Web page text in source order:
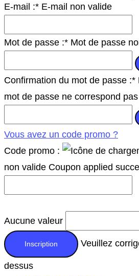
E-mail :* E-mail non valide
Mot de passe :* Mot de passe
Confirmation du mot de passe :*
mot de passe ne correspond pas
Vous avez un code promo ?
Code promo :
non valide Coupon applied
Aucune valeur
Veuillez
dessus